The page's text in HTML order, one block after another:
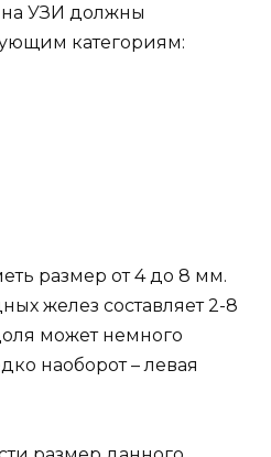
УЗИ должны
категориям:
размер от 4 до 8 мм.
желез составляет 2-8
может немного
наоборот – левая